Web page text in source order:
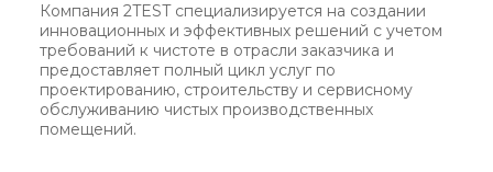
Компания 2TEST специализируется на создании
инновационных и эффективных решений с учетом
требований к чистоте в отрасли заказчика и
предоставляет полный цикл услуг по
проектированию, строительству и сервисному
обслуживанию чистых производственных
помещений.